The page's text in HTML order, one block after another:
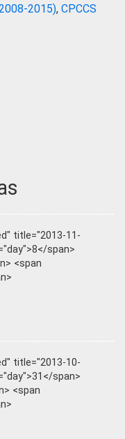
2015), CPCCS
title="2013-11-
span>
<span
title="2013-10-
span>
<span